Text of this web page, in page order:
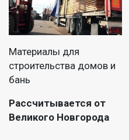
Материалы для
строительства домов и
бань
Рассчитывается от
Великого Новгорода